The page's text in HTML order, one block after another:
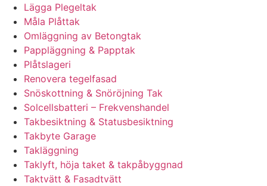
Lägga Plegeltak
Måla Plåttak
Omläggning av Betongtak
Pappläggning & Papptak
Plåtslageri
Renovera tegelfasad
Snöskottning & Snöröjning Tak
Solcellsbatteri – Frekvenshandel
Takbesiktning & Statusbesiktning
Takbyte Garage
Takläggning
Taklyft, höja taket & takpåbyggnad
Taktvätt & Fasadtvätt